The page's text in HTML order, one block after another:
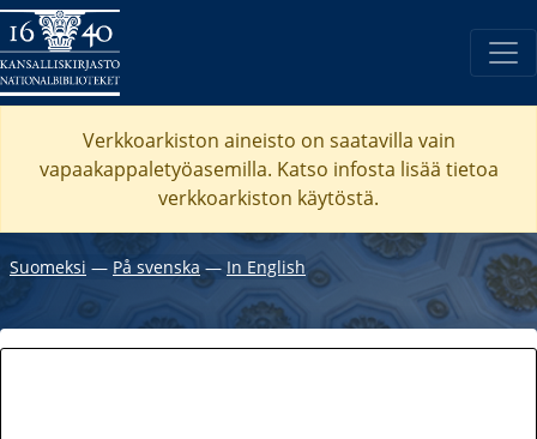
Verkkoarkiston aineisto on saatavilla vain
vapaakappaletyöasemilla. Katso infosta lisää tietoa
verkkoarkiston käytöstä.
Suomeksi ― På svenska― In English